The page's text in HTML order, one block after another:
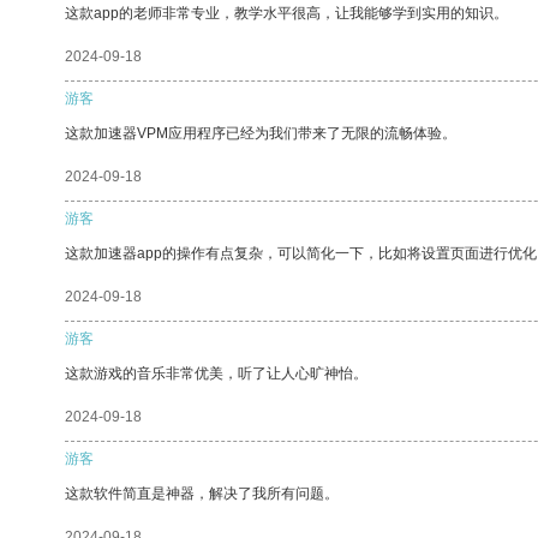
这款app的老师非常专业，教学水平很高，让我能够学到实用的知识。
2024-09-18
游客
这款加速器VPM应用程序已经为我们带来了无限的流畅体验。
2024-09-18
游客
这款加速器app的操作有点复杂，可以简化一下，比如将设置页面进行优
2024-09-18
游客
这款游戏的音乐非常优美，听了让人心旷神怡。
2024-09-18
游客
这款软件简直是神器，解决了我所有问题。